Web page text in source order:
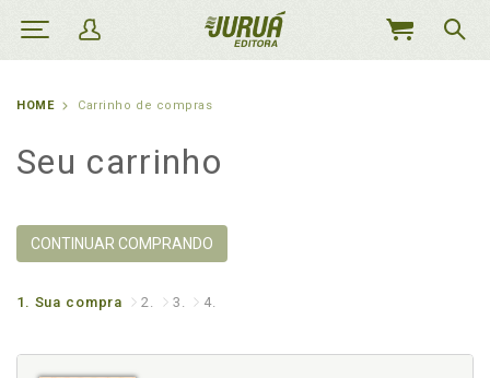
MEU
HOME Carrinho de compras
Seu carrinho
CONTINUAR COMPRANDO
1. Sua compra 2. 3. 4.